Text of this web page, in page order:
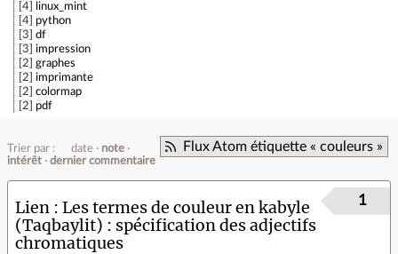
4
linux_mint
4
python
3
df
3
impression
2
graphes
2
imprimante
2
colormap
2
pdf
Flux Atom étiquette « couleurs »
Trier par : date
note
intérêt
dernier commentaire
Lien
Les termes de couleur en kabyle
(Taqbaylit) : spécification des adjectifs
chromatiques
1